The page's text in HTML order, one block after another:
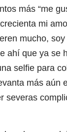
más “me
mi
mucho,
ahí que ya se
selfie para
más aún
severas